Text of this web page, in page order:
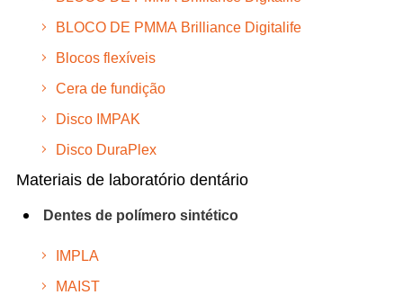
BLOCO DE PMMA Brilliance Digitalife
Blocos flexíveis
Cera de fundição
Disco IMPAK
Disco DuraPlex
Materiais de laboratório dentário
Dentes de polímero sintético
IMPLA
MAIST